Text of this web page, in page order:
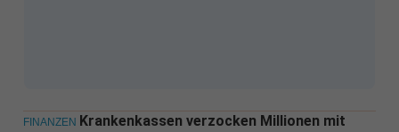
FINANZEN Krankenkassen verzocken Millionen mit